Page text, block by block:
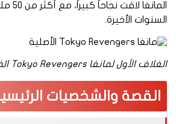
السنوات الأخيرة.
الغلاف الأول لمانغا Tokyo Revengers الذي أطلق الظاهرة
القصة والشخصيات